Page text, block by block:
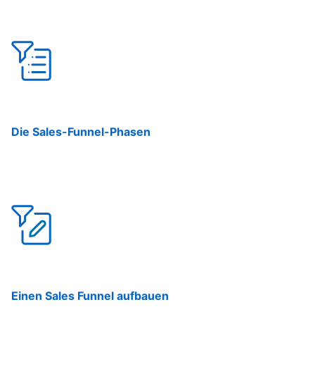
Die Sales-Funnel-Phasen
Einen Sales Funnel aufbauen